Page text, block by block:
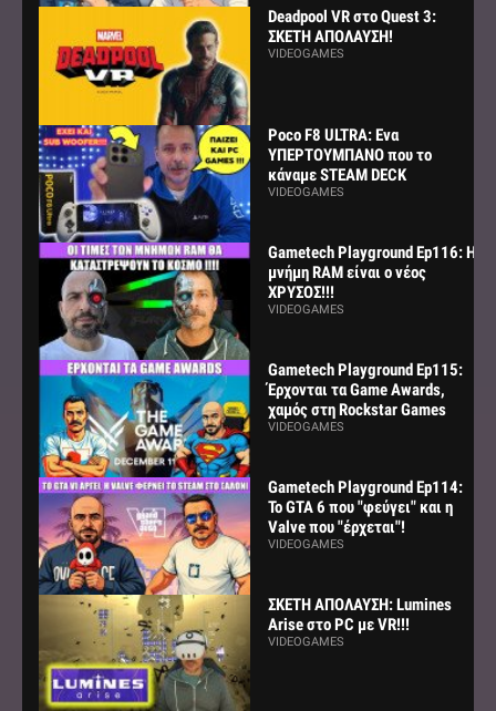
Deadpool VR στο Quest 3:
ΣΚΕΤΗ ΑΠΟΛΑΥΣΗ!
VIDEOGAMES
Poco F8 ULTRA: Ενα
ΥΠΕΡΤΟΥΜΠΑΝΟ που το
κάναμε STEAM DECK
VIDEOGAMES
Gametech Playground Ep116: Η
μνήμη RAM είναι ο νέος
ΧΡΥΣΟΣ!!!
VIDEOGAMES
Gametech Playground Ep115:
Έρχονται τα Game Awards,
χαμός στη Rockstar Games
VIDEOGAMES
Gametech Playground Ep114:
Το GTA 6 που "φεύγει" και η
Valve που "έρχεται"!
VIDEOGAMES
ΣΚΕΤΗ ΑΠΟΛΑΥΣΗ: Lumines
Arise στο PC με VR!!!
VIDEOGAMES